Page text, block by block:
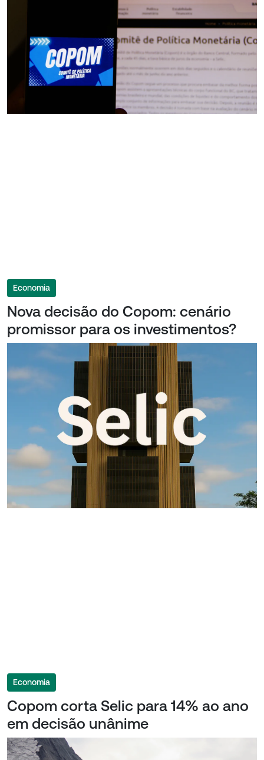
Economia
Nova decisão do Copom: cenário
promissor para os investimentos?
Economia
Copom corta Selic para 14% ao ano
em decisão unânime